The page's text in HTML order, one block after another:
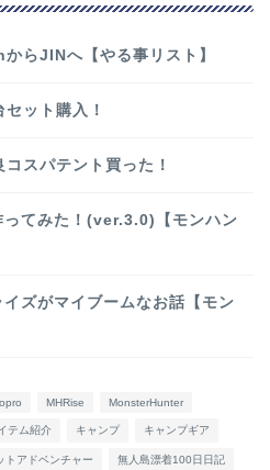
らJINへ【やる事リスト】
ット購入！
スパテント買った！
ってみた！(ver.3.0)【モンハン
ズがマイブームなお話【モン
MHRise MonsterHunter
テム紹介 キャンプ キャンプギア
トアドベンチャー 無人島漂着100日日記